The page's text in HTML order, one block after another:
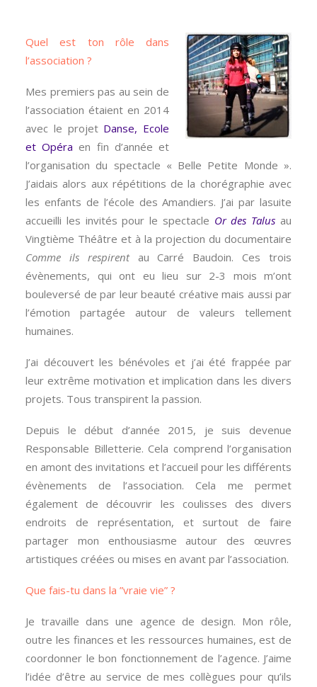
Quel est ton rôle dans
l’association ?
Mes premiers pas au sein de
l’association étaient en 2014
avec le projet Danse, Ecole
et Opéra en fin d’année et
l’organisation du spectacle « Belle Petite Monde ».
J’aidais alors aux répétitions de la chorégraphie avec
les enfants de l’école des Amandiers. J’ai par lasuite
accueilli les invités pour le spectacle Or des Talus au
Vingtième Théâtre et à la projection du documentaire
Comme ils respirentau Carré Baudoin. Ces trois
évènements, qui ont eu lieu sur 2-3 mois m’ont
bouleversé de par leur beauté créative mais aussi par
l’émotion partagée autour de valeurs tellement
humaines.
J’ai découvert les bénévoles et j’ai été frappée par
leur extrême motivation et implication dans les divers
projets. Tous transpirent la passion.
Depuis le début d’année 2015, je suis devenue
Responsable Billetterie. Cela comprend l’organisation
en amont des invitations et l’accueil pour les différents
évènements de l’association. Cela me permet
également de découvrir les coulisses des divers
endroits de représentation, et surtout de faire
partager mon enthousiasme autour des œuvres
artistiques créées ou mises en avant par l’association.
Que fais-tu dans la ”vraie vie” ?
Je travaille dans une agence de design. Mon rôle,
outre les finances et les ressources humaines, est de
coordonner le bon fonctionnement de l’agence. J’aime
l’idée d’être au service de mes collègues pour qu’ils